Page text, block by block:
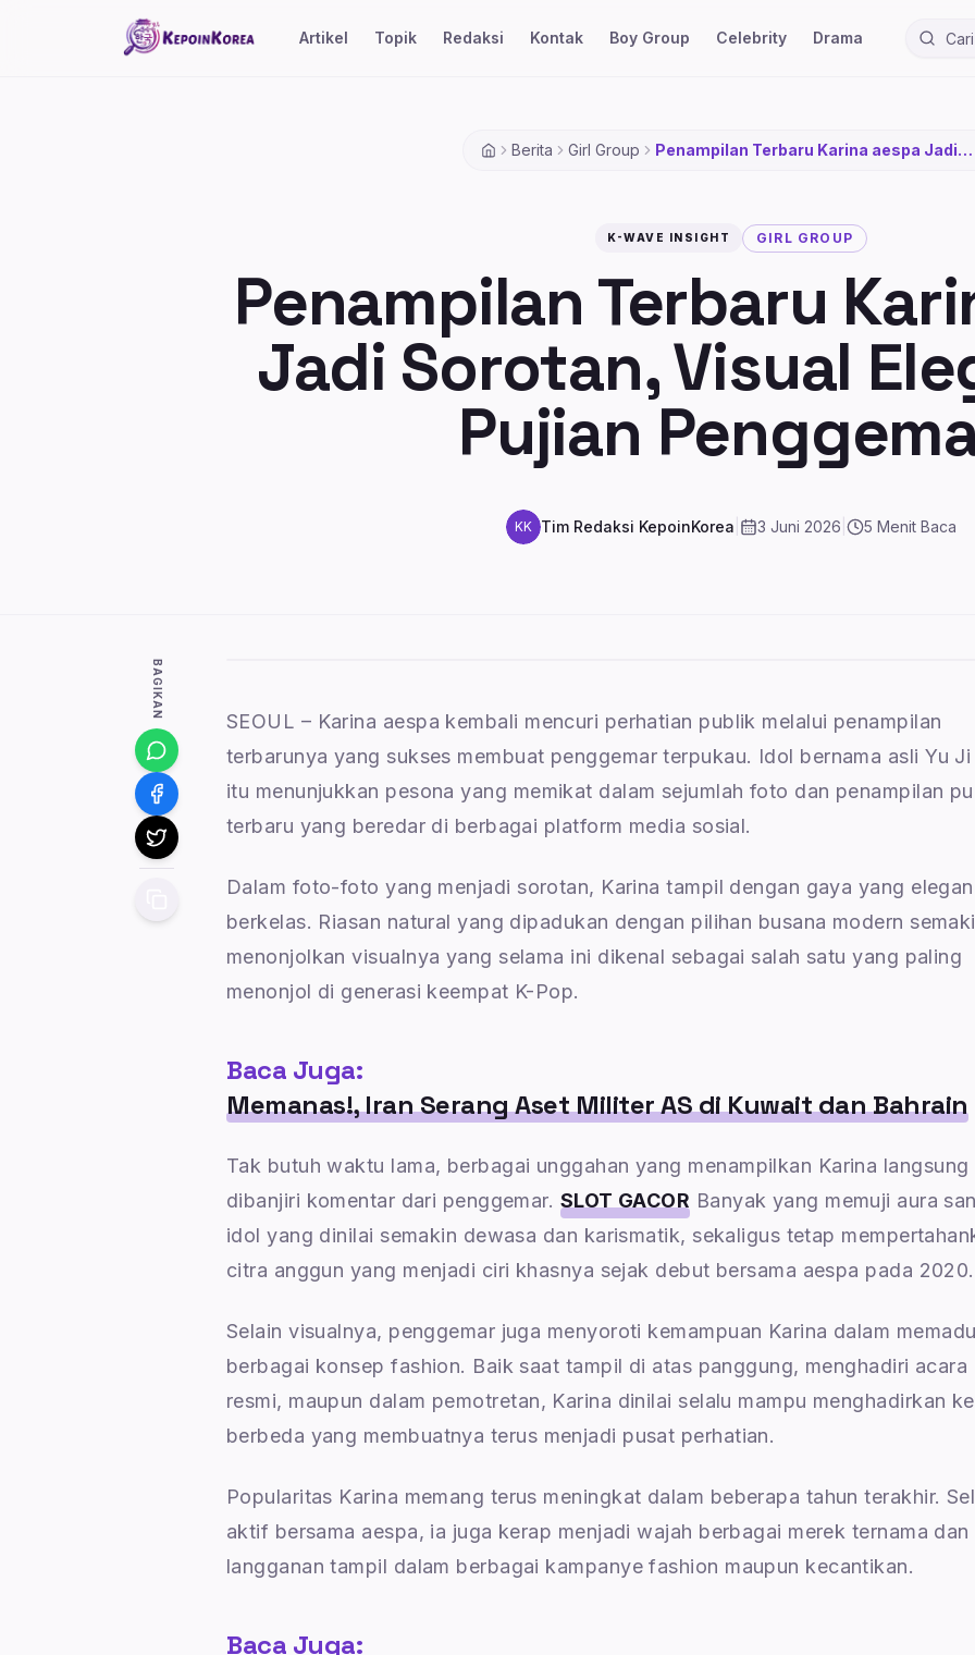
Artikel Topik Redaksi Kontak Boy Group Celebrity Drama
Cari
Berita Girl Group
Penampilan Terbaru Karina aespa Jadi
K-WAVE INSIGHT GIRL GROUP
Penampilan Terbaru
Jadi Sorotan, Visual
Pujian
KK Tim Redaksi KepoinKorea 3 Juni 2026 5 Menit Baca
BAGIKAN
SEOUL – Karina aespa kembali mencuri perhatian publik melalui penampilan
terbarunya yang sukses membuat penggemar terpukau. Idol bernama asli Yu
itu menunjukkan pesona yang memikat dalam sejumlah foto dan penampilan
terbaru yang beredar di berbagai platform media sosial.
Dalam foto-foto yang menjadi sorotan, Karina tampil dengan gaya yang
berkelas. Riasan natural yang dipadukan dengan pilihan busana modern
menonjolkan visualnya yang selama ini dikenal sebagai salah satu yang paling
menonjol di generasi keempat K-Pop.
Baca Juga:
Memanas!, Iran Serang Aset Militer AS di Kuwait dan Bahrain
Tak butuh waktu lama, berbagai unggahan yang menampilkan Karina langsung
dibanjiri komentar dari penggemar. SLOT GACOR Banyak yang memuji aura
idol yang dinilai semakin dewasa dan karismatik, sekaligus tetap
citra anggun yang menjadi ciri khasnya sejak debut bersama aespa pada 2020.
Selain visualnya, penggemar juga menyoroti kemampuan Karina dalam
berbagai konsep fashion. Baik saat tampil di atas panggung, menghadiri acara
resmi, maupun dalam pemotretan, Karina dinilai selalu mampu menghadirkan
berbeda yang membuatnya terus menjadi pusat perhatian.
Popularitas Karina memang terus meningkat dalam beberapa tahun terakhir.
aktif bersama aespa, ia juga kerap menjadi wajah berbagai merek ternama dan
langganan tampil dalam berbagai kampanye fashion maupun kecantikan.
Baca Juga: